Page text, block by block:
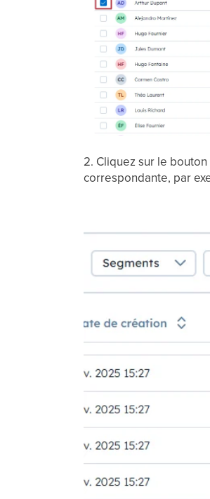
2. Cliquez sur le
correspondante, par